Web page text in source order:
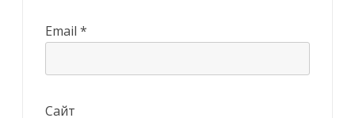
Email *
Сайт